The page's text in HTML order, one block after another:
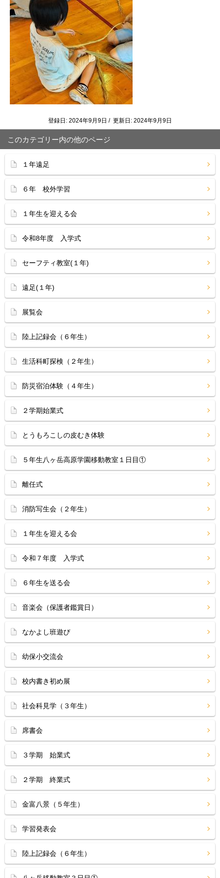
登録日: 2024年9月9日 / 更新日: 2024年9月9日
このカテゴリー内の他のページ
１年遠足
６年 校外学習
１年生を迎える会
令和8年度 入学式
セーフティ教室(１年)
遠足(１年)
展覧会
陸上記録会（６年生）
生活科町探検（２年生）
防災宿泊体験（４年生）
２学期始業式
とうもろこしの皮むき体験
５年生八ヶ岳高原学園移動教室１日目①
離任式
消防写生会（２年生）
１年生を迎える会
令和７年度 入学式
６年生を送る会
音楽会（保護者鑑賞日）
なかよし班遊び
幼保小交流会
校内書き初め展
社会科見学（３年生）
席書会
３学期 始業式
２学期 終業式
金富八景（５年生）
学習発表会
陸上記録会（６年生）